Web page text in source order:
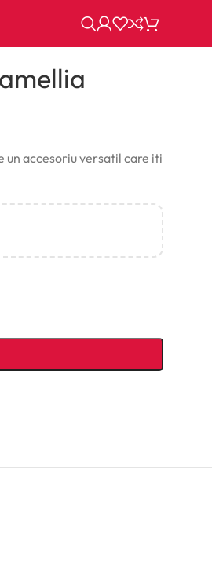
un accesoriu versatil care iti